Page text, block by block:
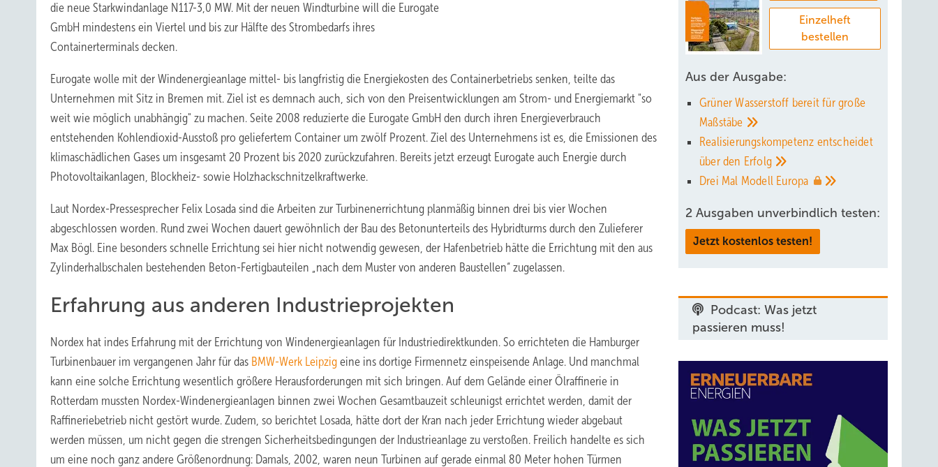
die neue Starkwindanlage N117-3,0 MW. Mit der neuen Windturbine will die Eurogate
GmbH mindestens ein Viertel und bis zur Hälfte des Strombedarfs ihres
Containerterminals decken.
Eurogate wolle mit der Windenergieanlage mittel- bis langfristig die Energiekosten des Containerbetriebs senken, teilte das
Unternehmen mit Sitz in Bremen mit. Ziel ist es demnach auch, sich von den Preisentwicklungen am Strom- und Energiemarkt "so
weit wie möglich unabhängig" zu machen. Seite 2008 reduzierte die Eurogate GmbH den durch ihren Energieverbrauch
entstehenden Kohlendioxid-Ausstoß pro geliefertem Container um zwölf Prozent. Ziel des Unternehmens ist es, die Emissionen des
klimaschädlichen Gases um insgesamt 20 Prozent bis 2020 zurückzufahren. Bereits jetzt erzeugt Eurogate auch Energie durch
Photovoltaikanlagen, Blockheiz- sowie Holzhackschnitzelkraftwerke.
Laut Nordex-Pressesprecher Felix Losada sind die Arbeiten zur Turbinenerrichtung planmäßig binnen drei bis vier Wochen
abgeschlossen worden. Rund zwei Wochen dauert gewöhnlich der Bau des Betonunterteils des Hybridturms durch den Zulieferer
Max Bögl. Eine besonders schnelle Errichtung sei hier nicht notwendig gewesen, der Hafenbetrieb hätte die Errichtung mit den aus
Zylinderhalbschalen bestehenden Beton-Fertigbauteilen „nach dem Muster von anderen Baustellen“ zugelassen.
Erfahrung aus anderen Industrieprojekten
Nordex hat indes Erfahrung mit der Errichtung von Windenergieanlagen für Industriedirektkunden. So errichteten die Hamburger
Turbinenbauer im vergangenen Jahr für das BMW-Werk Leipzig eine ins dortige Firmennetz einspeisende Anlage. Und manchmal
kann eine solche Errichtung wesentlich größere Herausforderungen mit sich bringen. Auf dem Gelände einer Ölraffinerie in
Rotterdam mussten Nordex-Windenergieanlagen binnen zwei Wochen Gesamtbauzeit schleunigst errichtet werden, damit der
Raffineriebetrieb nicht gestört wurde. Zudem, so berichtet Losada, hätte dort der Kran nach jeder Errichtung wieder abgebaut
werden müssen, um nicht gegen die strengen Sicherheitsbedingungen der Industrieanlage zu verstoßen. Freilich handelte es sich
um eine noch ganz andere Größenordnung: Damals, 2002, waren neun Turbinen auf gerade einmal 80 Meter hohen Türmen
Einzelheft
bestellen
Aus der Ausgabe:
Grüner Wasserstoff bereit für große
Maßstäbe
Realisierungskompetenz entscheidet
über den Erfolg
Drei Mal Modell Europa
2 Ausgaben unverbindlich testen:
Jetzt kostenlos testen!
Podcast: Was jetzt
passieren muss!